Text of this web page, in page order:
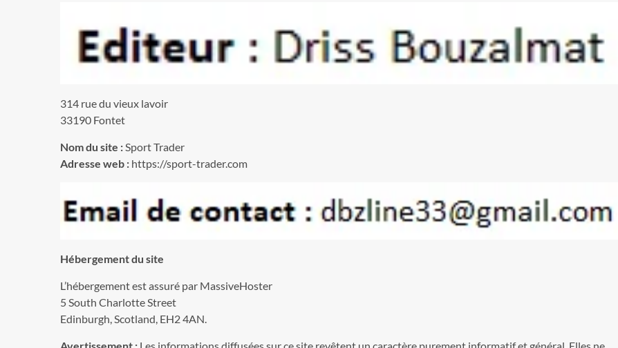
314 rue du vieux lavoir
33190 Fontet
Nom du site : Sport Trader
Adresse web : https://sport-trader.com
Hébergement du site
L’hébergement est assuré par MassiveHoster
5 South Charlotte Street
Edinburgh, Scotland, EH2 4AN.
Avertissement : Les informations diffusées sur ce site revêtent un caractère purement informatif et général. Elles ne